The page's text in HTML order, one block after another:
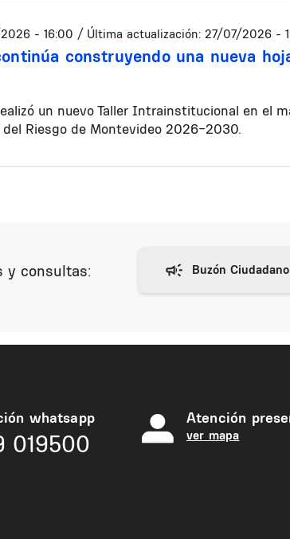
- 16:00 / Última actualización: 27/07/2026 -
construyendo una nueva
un nuevo Taller Intrainstitucional en el
Riesgo de Montevideo 2026-2030.
y consultas:
whatsapp
019500
Atención
ver mapa